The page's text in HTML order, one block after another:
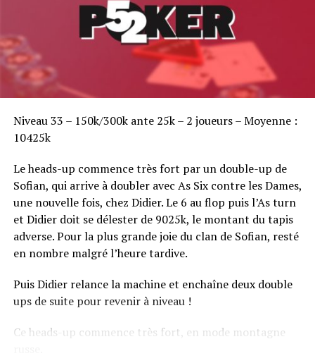
Niveau 33 – 150k/300k ante 25k – 2 joueurs – Moyenne :
10425k
Le heads-up commence très fort par un double-up de
Sofian, qui arrive à doubler avec As Six contre les Dames,
une nouvelle fois, chez Didier. Le 6 au flop puis l’As turn
et Didier doit se délester de 9025k, le montant du tapis
adverse. Pour la plus grande joie du clan de Sofian, resté
en nombre malgré l’heure tardive.
Puis Didier relance la machine et enchaîne deux double
ups de suite pour revenir à niveau !
Ce heads-up commence très fort, en mode montagne